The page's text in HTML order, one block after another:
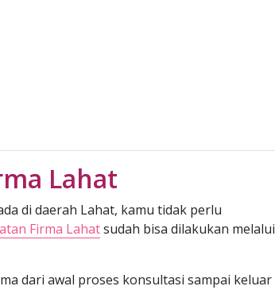
Lahat
di daerah Lahat, kamu tidak perlu
Firma Lahatsudah bisa dilakukan melalui
dari awal proses konsultasi sampai keluar